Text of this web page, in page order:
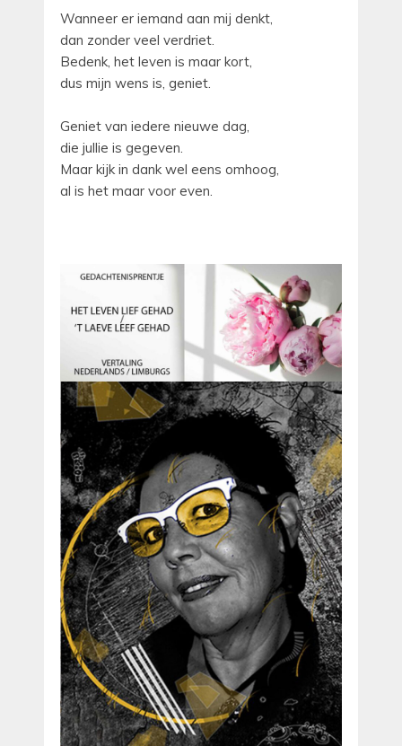
Wanneer er iemand aan mij denkt,
dan zonder veel verdriet.
Bedenk, het leven is maar kort,
dus mijn wens is, geniet.
Geniet van iedere nieuwe dag,
die jullie is gegeven.
Maar kijk in dank wel eens omhoog,
al is het maar voor even.